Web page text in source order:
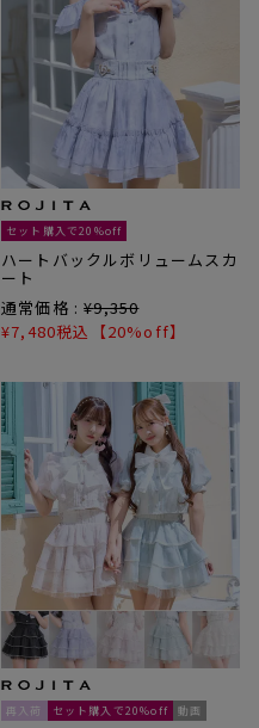
セット購入で20%off
ハートバックルボリュームスカ
ート
通常価格 : ¥9,350
¥7,480税込 【20%off】
再入荷 セット購入で20%off 動画